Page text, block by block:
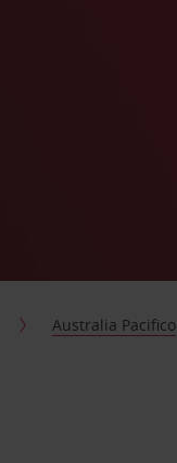
Australia Pacifico